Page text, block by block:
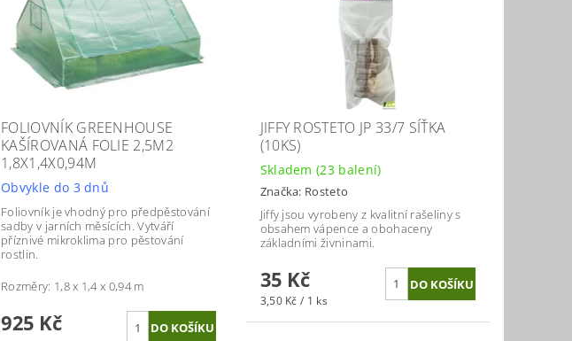
FOLIOVNÍK GREENHOUSE
KAŠÍROVANÁ FOLIE 2,5M2
1,8X1,4X0,94M
Obvykle do 3 dnů
Foliovník je vhodný pro předpěstování
sadby v jarních měsících. Vytváří
příznivé mikroklima pro pěstování
rostlin.
Rozměry: 1,8 x 1,4 x 0,94 m
925 Kč
JIFFY ROSTETO JP 33/7 SÍŤKA
(10KS)
Skladem(23 balení)
Značka: Rosteto
Jiffy jsou vyrobeny z kvalitní rašeliny s
obsahem vápence a obohaceny
základními živninami.
35 Kč
3,50 Kč / 1 ks